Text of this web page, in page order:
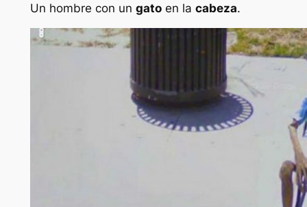
Un hombre con un gatoen la cabeza.